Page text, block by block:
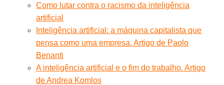
Como lutar contra o racismo da inteligência
artificial
Inteligência artificial: a máquina capitalista que
pensa como uma empresa. Artigo de Paolo
Benanti
A inteligência artificial e o fim do trabalho. Artigo
de Andrea Komlos